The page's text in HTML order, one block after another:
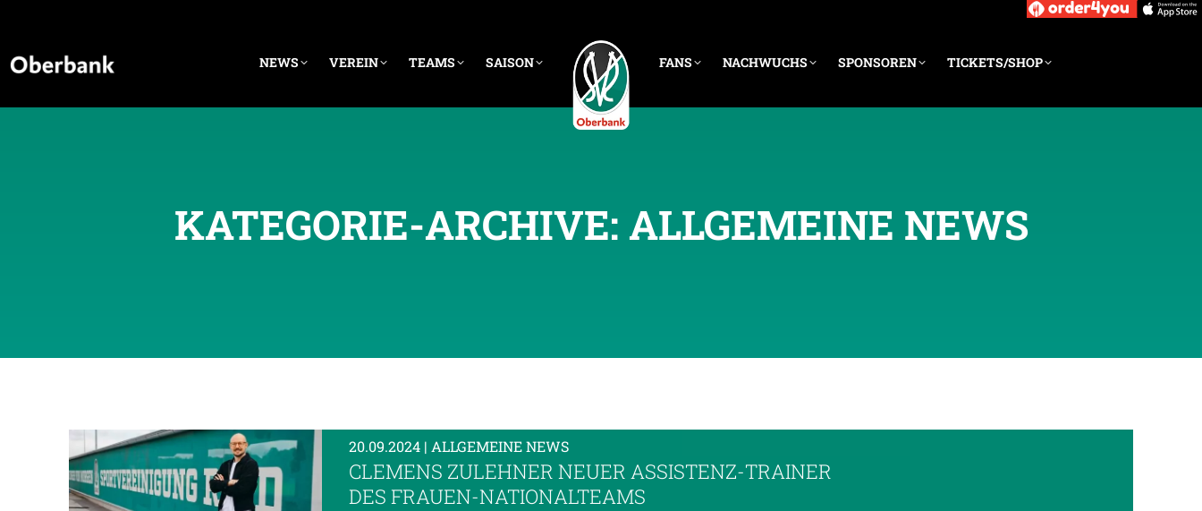
NEWS VEREIN TEAMS SAISON FANS NACHWUCHS SPONSOREN TICKETS/SHOP
KATEGORIE-ARCHIVE: ALLGEMEINE NEWS
20.09.2024 | ALLGEMEINE NEWS
CLEMENS ZULEHNER NEUER ASSISTENZ-TRAINER
DES FRAUEN-NATIONALTEAMS